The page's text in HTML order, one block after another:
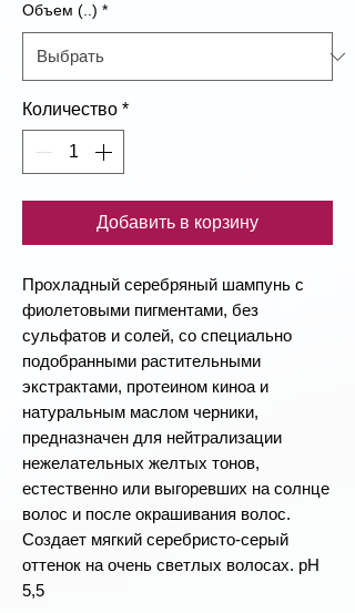
Объем (..) *
Количество *
Добавить в корзину
Прохладный серебряный шампунь с
фиолетовыми пигментами, без
сульфатов и солей, со специально
подобранными растительными
экстрактами, протеином киноа и
натуральным маслом черники,
предназначен для нейтрализации
нежелательных желтых тонов,
естественно или выгоревших на солнце
волос и после окрашивания волос.
Создает мягкий серебристо-серый
оттенок на очень светлых волосах. pH
5,5